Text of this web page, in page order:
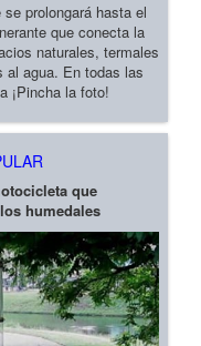
prolongará hasta el
que conecta la
naturales, termales
al agua. En todas las
¡Pincha la foto!
que
humedales